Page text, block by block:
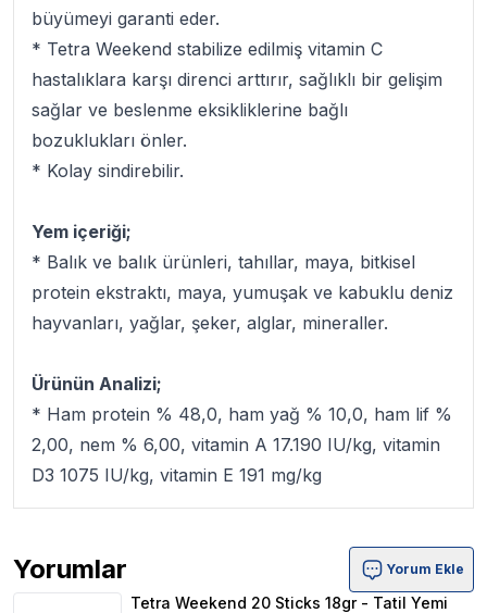
büyümeyi garanti eder.
* Tetra Weekend stabilize edilmiş vitamin C
hastalıklara karşı direnci arttırır, sağlıklı bir gelişim
sağlar ve beslenme eksikliklerine bağlı
bozuklukları önler.
* Kolay sindirebilir.
Yem içeriği;
* Balık ve balık ürünleri, tahıllar, maya, bitkisel
protein ekstraktı, maya, yumuşak ve kabuklu deniz
hayvanları, yağlar, şeker, alglar, mineraller.
Ürünün Analizi;
* Ham protein % 48,0, ham yağ % 10,0, ham lif %
2,00, nem % 6,00, vitamin A 17.190 IU/kg, vitamin
D3 1075 IU/kg, vitamin E 191 mg/kg
Yorumlar
Tetra Weekend 20 Sticks 18gr - Tatil Yemi Ürün
Yorum Ekle
Tetra Weekend 20 Sticks 18gr - Tatil Yemi